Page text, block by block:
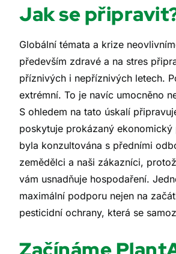
Jak se
Globální témata a krize
především zdravé a na stres
příznivých i nepříznivých letech.
extrémní. To je navíc umocněno
S ohledem na tato úskalí
poskytuje prokázaný
byla konzultována s předními
zemědělci a naši zákazníci,
vám usnadňuje hospodaření.
maximální podporu nejen na
pesticidní ochrany, která se